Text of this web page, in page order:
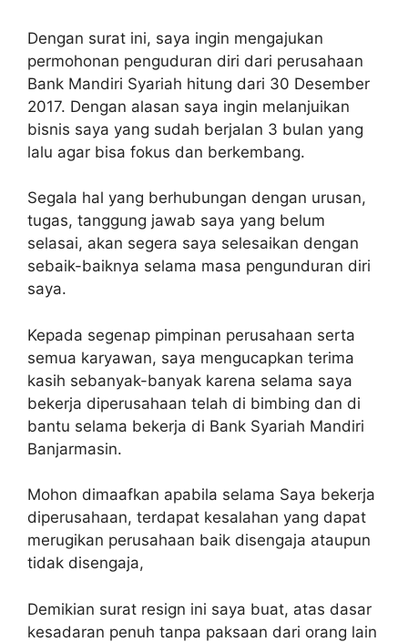
Dengan surat ini, saya ingin mengajukan
permohonan penguduran diri dari perusahaan
Bank Mandiri Syariah hitung dari 30 Desember
2017. Dengan alasan saya ingin melanjuikan
bisnis saya yang sudah berjalan 3 bulan yang
lalu agar bisa fokus dan berkembang.
Segala hal yang berhubungan dengan urusan,
tugas, tanggung jawab saya yang belum
selasai, akan segera saya selesaikan dengan
sebaik-baiknya selama masa pengunduran diri
saya.
Kepada segenap pimpinan perusahaan serta
semua karyawan, saya mengucapkan terima
kasih sebanyak-banyak karena selama saya
bekerja diperusahaan telah di bimbing dan di
bantu selama bekerja di Bank Syariah Mandiri
Banjarmasin.
Mohon dimaafkan apabila selama Saya bekerja
diperusahaan, terdapat kesalahan yang dapat
merugikan perusahaan baik disengaja ataupun
tidak disengaja,
Demikian surat resign ini saya buat, atas dasar
kesadaran penuh tanpa paksaan dari orang lain